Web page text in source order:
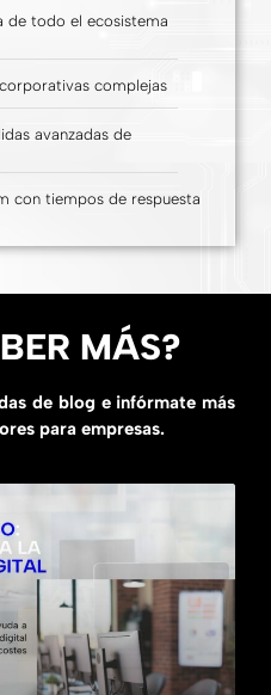
de todo el ecosistema
complejas
avanzadas de
con tiempos de respuesta
MÁS?
de blog e infórmate más
para empresas.